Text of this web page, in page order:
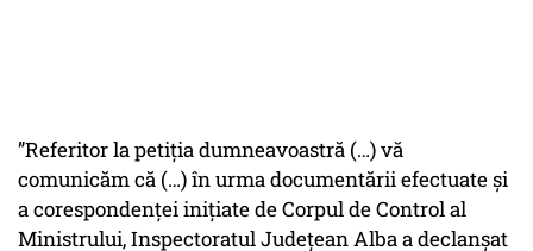
”Referitor la petiția dumneavoastră (…) vă
comunicăm că (…) în urma documentării efectuate și
a corespondenței inițiate de Corpul de Control al
Ministrului, Inspectoratul Județean Alba a declanșat